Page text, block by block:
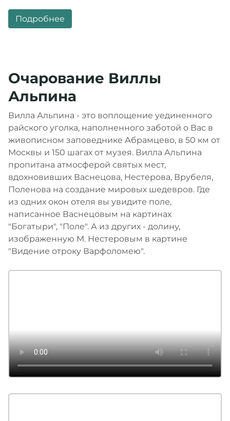
Подробнее
Очарование Виллы
Альпина
Вилла Альпина - это воплощение уединенного
райского уголка, наполненного заботой о Вас в
живописном заповеднике Абрамцево, в 50 км от
Москвы и 150 шагах от музея. Вилла Альпина
пропитана атмосферой святых мест,
вдохновивших Васнецова, Нестерова, Врубеля,
Поленова на создание мировых шедевров. Где
из одних окон отеля вы увидите поле,
написанное Васнецовым на картинах
"Богатыри", "Поле". А из других - долину,
изображенную М. Нестеровым в картине
"Видение отроку Варфоломею".
Подробнее